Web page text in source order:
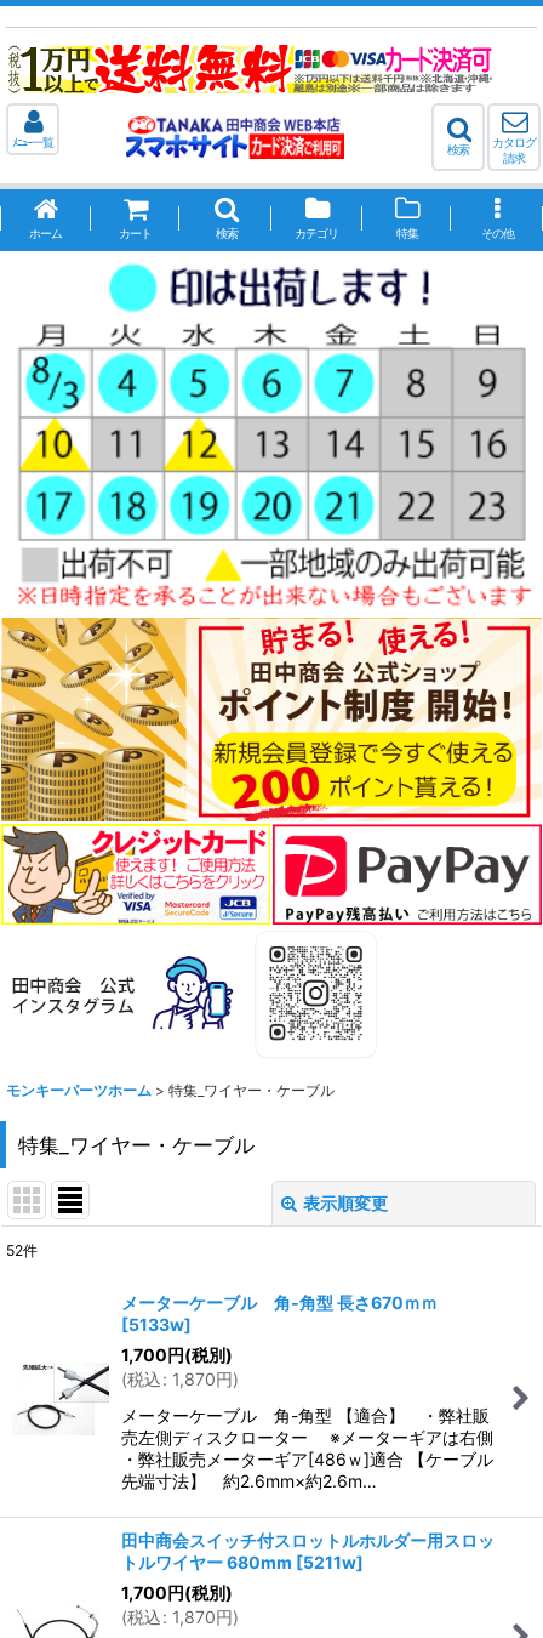
ﾒﾆｭｰ一覧
検索
カタログ
請求
ホーム カート 検索 カテゴリ 特集 その他
モンキーパーツホーム > 特集_ワイヤー・ケーブル
特集_ワイヤー・ケーブル
表示順変更
並び順:
絞り込む
52件
メーターケーブル 角-角型 長さ670ｍｍ
[5133w]
1,700円(税別)
(税込: 1,870円)
メーターケーブル 角-角型 【適合】 ・弊社販
売左側ディスクローター ※メーターギアは右側
・弊社販売メーターギア[486ｗ]適合 【ケーブル
先端寸法】 約2.6mm×約2.6m…
田中商会スイッチ付スロットルホルダー用スロッ
トルワイヤー 680mm [5211w]
1,700円(税別)
(税込: 1,870円)